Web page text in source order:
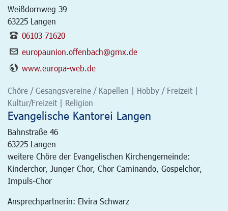
Weißdornweg 39
63225 Langen
06103 71620
europaunion.offenbach@gmx.de
www.europa-web.de
Chöre / Gesangsvereine / Kapellen | Hobby / Freizeit |
Kultur/Freizeit | Religion
Evangelische Kantorei Langen
Bahnstraße 46
63225 Langen
weitere Chöre der Evangelischen Kirchengemeinde:
Kinderchor, Junger Chor, Chor Caminando, Gospelchor,
Impuls-Chor
Ansprechpartnerin: Elvira Schwarz